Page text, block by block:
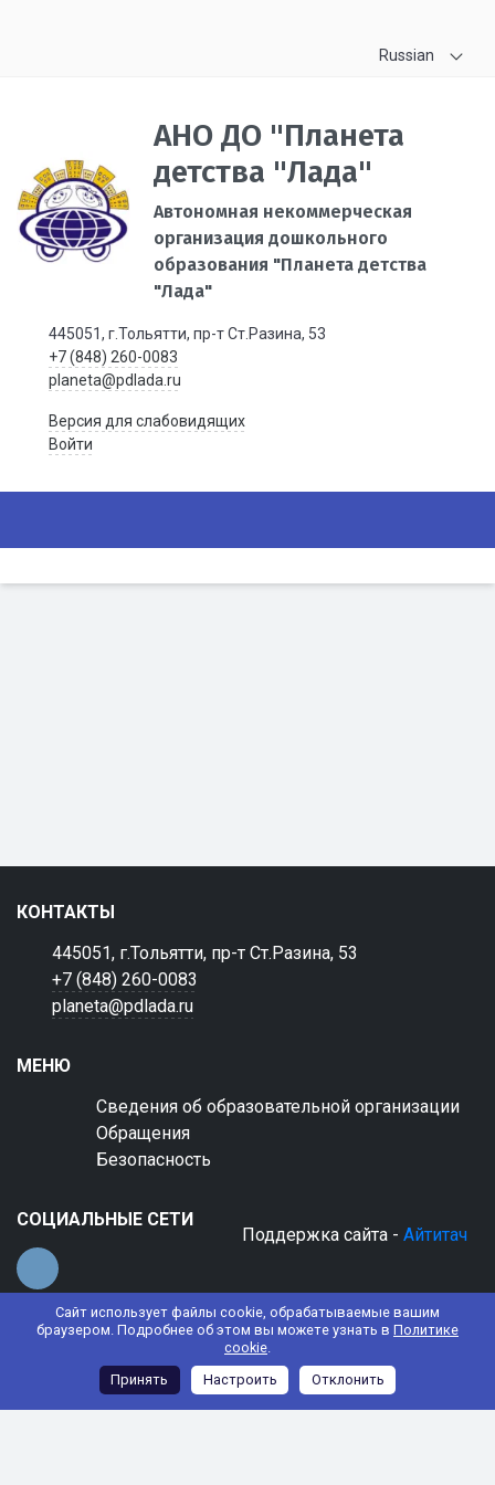
Сайт использует файлы cookie, обрабатываемые вашим
браузером. Подробнее об этом вы можете узнать в Политике
cookie.
Принять
Настроить Отклонить
Russian
АНО ДО "Планета
детства "Лада"
Автономная некоммерческая
организация дошкольного
образования "Планета детства
"Лада"
445051, г.Тольятти, пр-т Ст.Разина, 53
+7 (848) 260-0083
planeta@pdlada.ru
Версия для слабовидящих
Войти
КОНТАКТЫ
445051, г.Тольятти, пр-т Ст.Разина, 53
+7 (848) 260-0083
planeta@pdlada.ru
МЕНЮ
Сведения об образовательной организации
Обращения
Безопасность
СОЦИАЛЬНЫЕ СЕТИ
Поддержка сайта - Айтитач
© 2022 АНО ДО "Планета детства "Лада"